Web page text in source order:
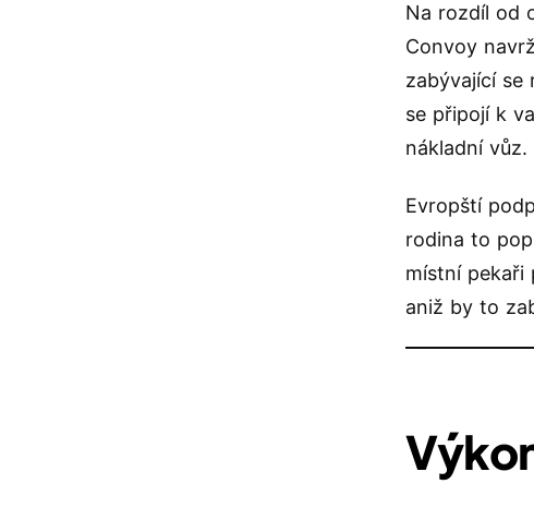
Na rozdíl od
Convoy
zabývající se
se připojí k
nákladní vůz.
Evropští
rodina to
místní pekaři
aniž by to